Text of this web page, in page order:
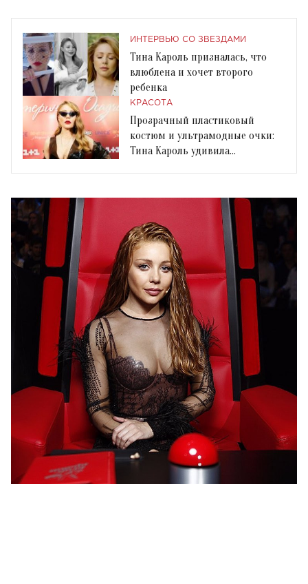
ИНТЕРВЬЮ СО ЗВЕЗДАМИ
Тина Кароль призналась, что
влюблена и хочет второго
ребенка
КРАСОТА
Прозрачный пластиковый
костюм и ультрамодные очки:
Тина Кароль удивила